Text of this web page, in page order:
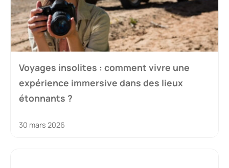
Voyages insolites : comment vivre une
expérience immersive dans des lieux
étonnants ?
30 mars 2026